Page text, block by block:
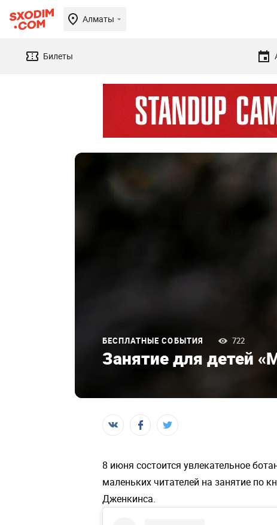
Алматы
Билеты
БЕСПЛАТНЫЕ СОБЫТИЯ 722
Занятие для детей
8 июня состоится увлекательное
маленьких читателей на занятие по
Дженкинса.